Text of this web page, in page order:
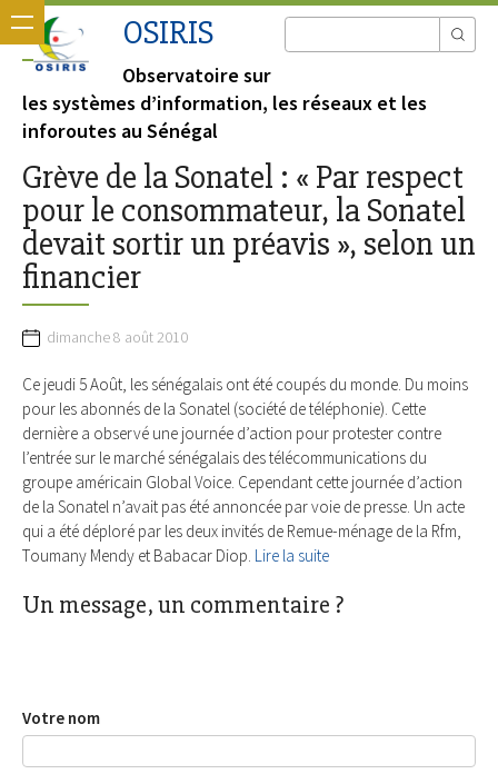
OSIRIS
Observatoire sur
les systèmes d’information, les réseaux et les
inforoutes au Sénégal
Grève de la Sonatel : « Par respect
pour le consommateur, la Sonatel
devait sortir un préavis », selon un
financier
dimanche 8 août 2010
Ce jeudi 5 Août, les sénégalais ont été coupés du monde. Du moins
pour les abonnés de la Sonatel (société de téléphonie). Cette
dernière a observé une journée d’action pour protester contre
l’entrée sur le marché sénégalais des télécommunications du
groupe américain Global Voice. Cependant cette journée d’action
de la Sonatel n’avait pas été annoncée par voie de presse. Un acte
qui a été déploré par les deux invités de Remue-ménage de la Rfm,
Toumany Mendy et Babacar Diop. Lire la suite
Un message, un commentaire ?
Votre nom